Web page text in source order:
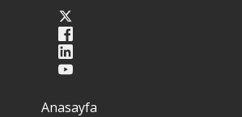
Anasayfa